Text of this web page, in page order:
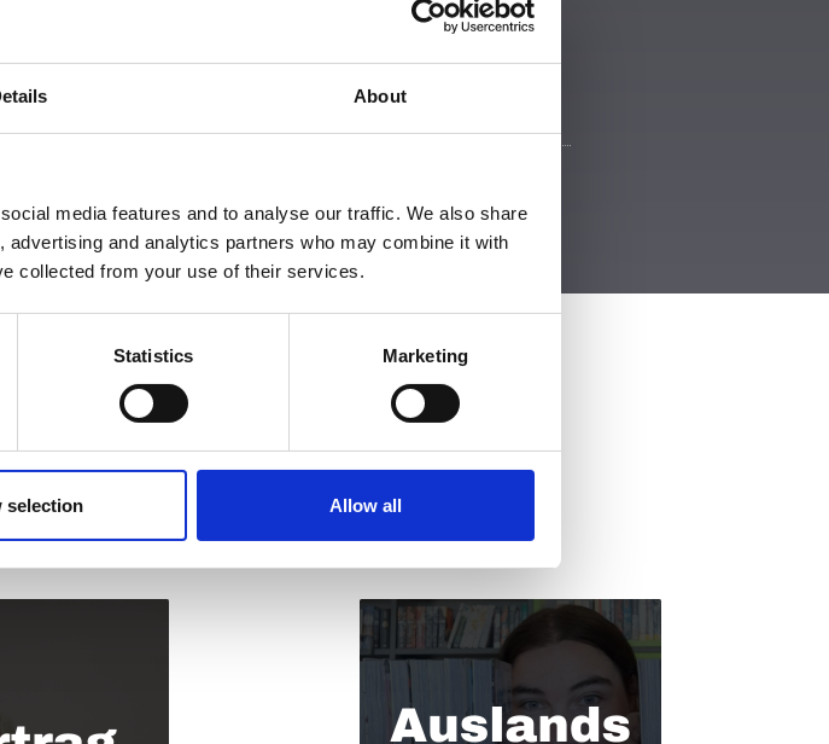
About
media features and to analyse our traffic. We also share
and analytics partners who may combine it with
collected from your use of their services.
Statistics Marketing
selection Allow all